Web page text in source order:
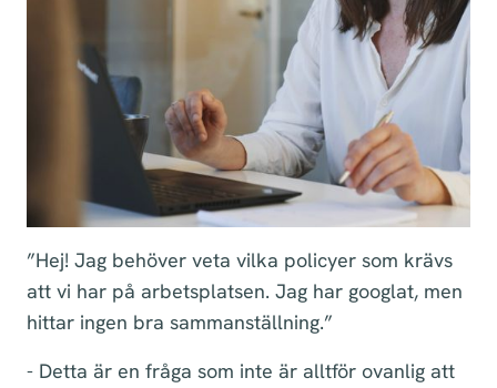
”Hej! Jag behöver veta vilka policyer som krävs
att vi har på arbetsplatsen. Jag har googlat, men
hittar ingen bra sammanställning.”
- Detta är en fråga som inte är alltför ovanlig att